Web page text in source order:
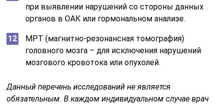
при выявлении нарушений со стороны данных
органов в ОАК или гормональном анализе.
МРТ (магнитно-резонансная томография)
головного мозга – для исключения нарушений
мозгового кровотока или опухолей.
Данный перечень исследований не является
обязательным.В каждом индивидуальном случае врач